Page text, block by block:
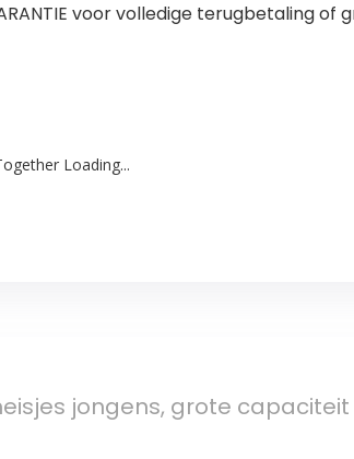
voor volledige terugbetaling of
Loading...
jongens, grote